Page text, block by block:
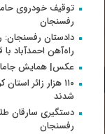
توقیف خودروی
رفسنجان
دادستان رفسنجان:
راه‌آهن احمدآباد
عکس| همایش
۱۱۰ هزار زائر
شدند
دستگیری سارقان
رفسنجان